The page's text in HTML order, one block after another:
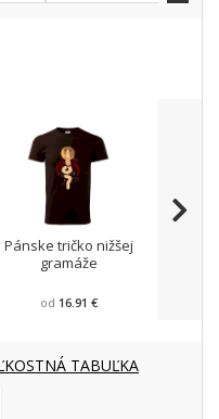
Pánske tričko nižšej
gramáže
od 16.91 €
TABUĽKA